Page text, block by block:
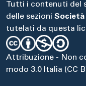
Tutti i contenuti del
delle sezioni Società
tutelati da questa
Attribuzione - Non
modo 3.0 Italia (CC